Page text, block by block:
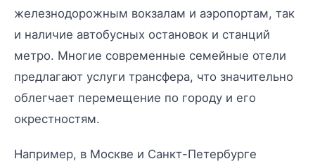
железнодорожным вокзалам и аэропортам, так
и наличие автобусных остановок и станций
метро. Многие современные семейные отели
предлагают услуги трансфера, что значительно
облегчает перемещение по городу и его
окрестностям.
Например, в Москве и Санкт-Петербурге